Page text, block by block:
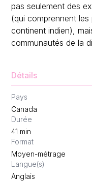
pas seulement des
(qui comprennent
continent indien),
communautés de la
Détails
Pays
Canada
Durée
41 min
Format
Moyen-métrage
Langue(s)
Anglais